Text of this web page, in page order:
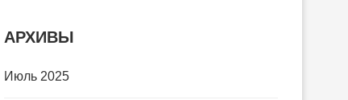
АРХИВЫ
Июль 2025